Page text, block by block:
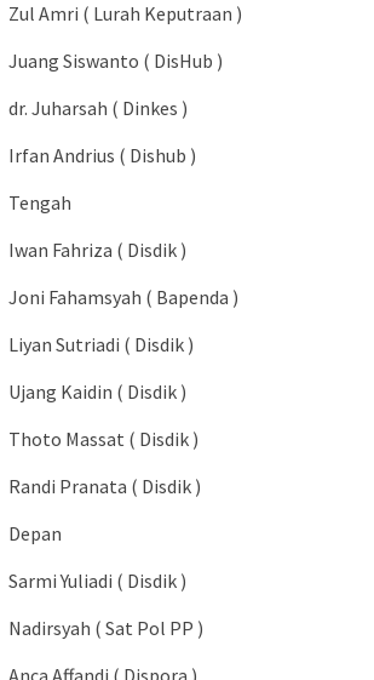
Zul Amri ( Lurah Keputraan )
Juang Siswanto ( DisHub )
dr. Juharsah ( Dinkes )
Irfan Andrius ( Dishub )
Tengah
Iwan Fahriza ( Disdik )
Joni Fahamsyah ( Bapenda )
Liyan Sutriadi ( Disdik )
Ujang Kaidin ( Disdik )
Thoto Massat ( Disdik )
Randi Pranata ( Disdik )
Depan
Sarmi Yuliadi ( Disdik )
Nadirsyah ( Sat Pol PP )